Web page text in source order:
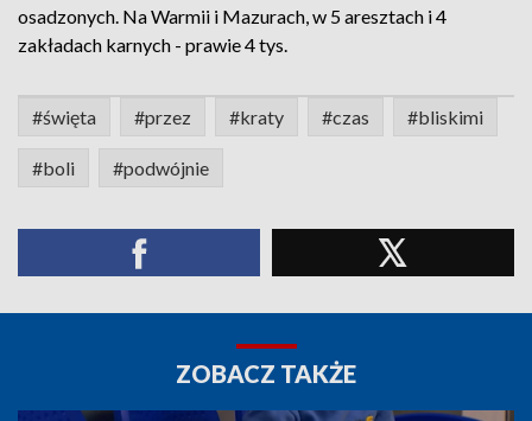
osadzonych. Na Warmii i Mazurach, w 5 aresztach i 4
zakładach karnych - prawie 4 tys.
#święta #przez #kraty #czas #bliskimi
#boli #podwójnie
ZOBACZ TAKŻE